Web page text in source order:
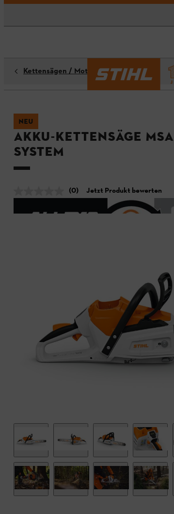
Kettensägen / Motorsägen
NEU
Akku-Kettensäge MSA
System
(0) Jetzt Produkt bewerten